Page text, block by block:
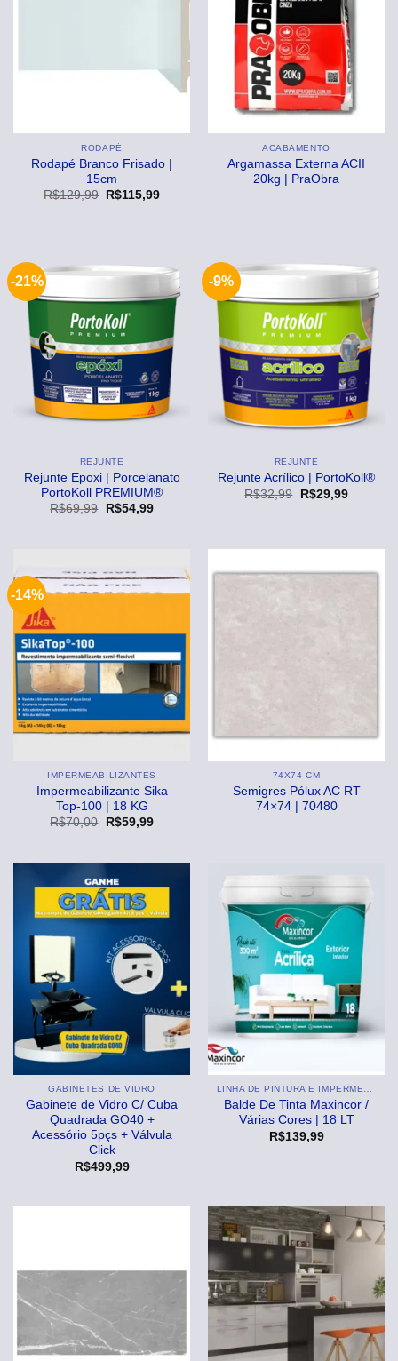
RODAPÉ
Rodapé Branco Frisado |
15cm
R$129,99
O
R$115,99O
ACABAMENTO
Argamassa Externa ACII
20kg | PraObra
-21%
REJUNTE
Rejunte Epoxi | Porcelanato
PortoKoll PREMIUM®
R$69,99
O
R$54,99O
-9%
REJUNTE
Rejunte Acrílico | PortoKoll®
R$32,99
O
R$29,99O
-14%
IMPERMEABILIZANTES
Impermeabilizante Sika
Top-100 | 18 KG
R$70,00
O
R$59,99O
74X74 CM
Semigres Pólux AC RT
74×74 | 70480
GABINETES DE VIDRO
Gabinete de Vidro C/ Cuba
Quadrada GO40 +
Acessório 5pçs + Válvula
Click
R$499,99
LINHA DE PINTURA E IMPERMEABILIZANTE
Balde De Tinta Maxincor /
Várias Cores | 18 LT
R$139,99